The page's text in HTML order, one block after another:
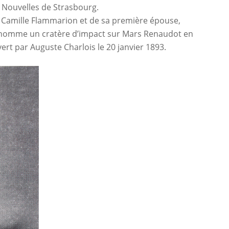
de Strasbourg.
Flammarion et de sa première épouse,
un cratère d’impact sur Mars Renaudot en
par Auguste Charlois le 20 janvier 1893.